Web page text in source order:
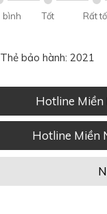
bình Tốt Rất
Thẻ bảo hành: 2021
Hotline Miền
Hotline Miền